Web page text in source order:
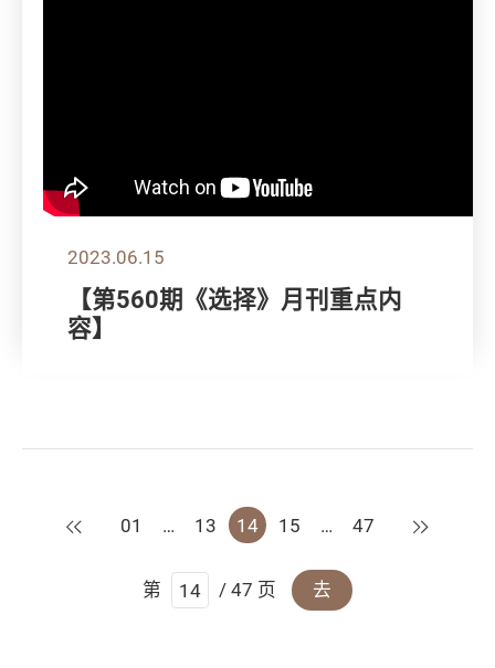
2023.06.15
【第560期《选择》月刊重点内
容】
上一页
01 … 13 14 15 … 47 下一页
第 / 47 页 去